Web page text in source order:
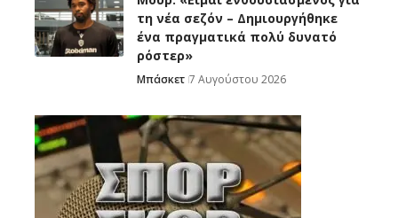
τη νέα σεζόν – Δημιουργήθηκε
ένα πραγματικά πολύ δυνατό
ρόστερ»
Μπάσκετ 7 Αυγούστου 2026